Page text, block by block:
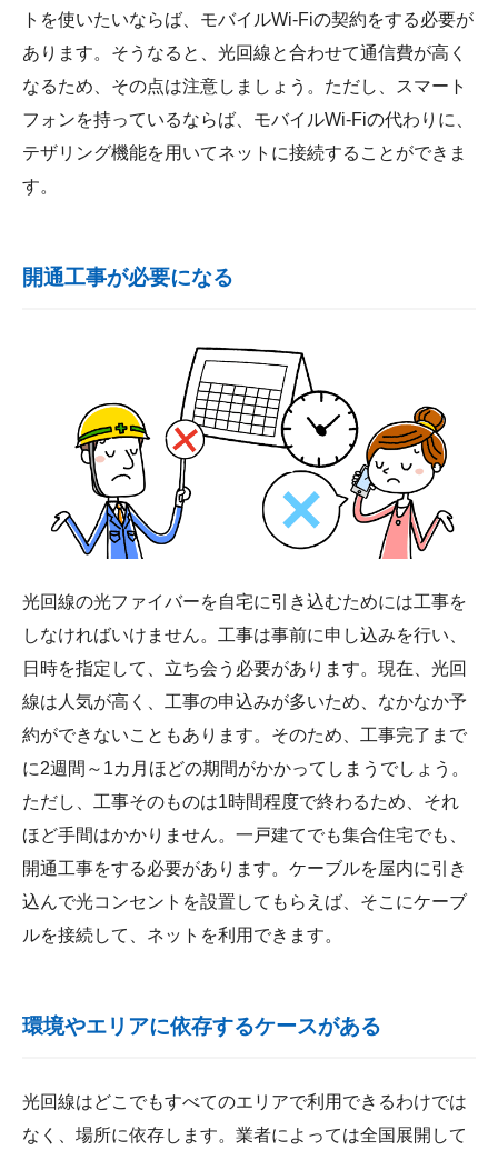
トを使いたいならば、モバイルWi-Fiの契約をする必要が
あります。そうなると、光回線と合わせて通信費が高く
なるため、その点は注意しましょう。ただし、スマート
フォンを持っているならば、モバイルWi-Fiの代わりに、
テザリング機能を用いてネットに接続することができま
す。
開通工事が必要になる
光回線の光ファイバーを自宅に引き込むためには工事を
しなければいけません。工事は事前に申し込みを行い、
日時を指定して、立ち会う必要があります。現在、光回
線は人気が高く、工事の申込みが多いため、なかなか予
約ができないこともあります。そのため、工事完了まで
に2週間～1カ月ほどの期間がかかってしまうでしょう。
ただし、工事そのものは1時間程度で終わるため、それ
ほど手間はかかりません。一戸建てでも集合住宅でも、
開通工事をする必要があります。ケーブルを屋内に引き
込んで光コンセントを設置してもらえば、そこにケーブ
ルを接続して、ネットを利用できます。
環境やエリアに依存するケースがある
光回線はどこでもすべてのエリアで利用できるわけでは
なく、場所に依存します。業者によっては全国展開して